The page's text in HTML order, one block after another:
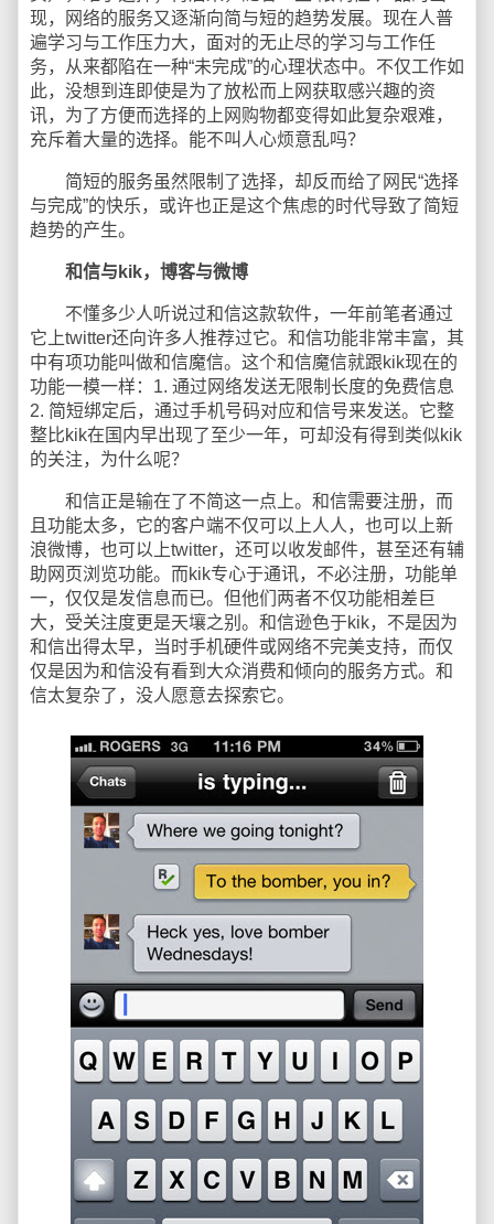
现，网络的服务又逐渐向简与短的趋势发展。现在人普
遍学习与工作压力大，面对的无止尽的学习与工作任
务，从来都陷在一种“未完成”的心理状态中。不仅工作如
此，没想到连即使是为了放松而上网获取感兴趣的资
讯，为了方便而选择的上网购物都变得如此复杂艰难，
充斥着大量的选择。能不叫人心烦意乱吗？
简短的服务虽然限制了选择，却反而给了网民“选择
与完成”的快乐，或许也正是这个焦虑的时代导致了简短
趋势的产生。
和信与kik，博客与微博
不懂多少人听说过和信这款软件，一年前笔者通过
它上twitter还向许多人推荐过它。和信功能非常丰富，其
中有项功能叫做和信魔信。这个和信魔信就跟kik现在的
功能一模一样：1. 通过网络发送无限制长度的免费信息
2. 简短绑定后，通过手机号码对应和信号来发送。它整
整比kik在国内早出现了至少一年，可却没有得到类似kik
的关注，为什么呢？
和信正是输在了不简这一点上。和信需要注册，而
且功能太多，它的客户端不仅可以上人人，也可以上新
浪微博，也可以上twitter，还可以收发邮件，甚至还有辅
助网页浏览功能。而kik专心于通讯，不必注册，功能单
一，仅仅是发信息而已。但他们两者不仅功能相差巨
大，受关注度更是天壤之别。和信逊色于kik，不是因为
和信出得太早，当时手机硬件或网络不完美支持，而仅
仅是因为和信没有看到大众消费和倾向的服务方式。和
信太复杂了，没人愿意去探索它。